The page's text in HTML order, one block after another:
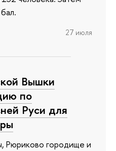
27 июля
Вышки
по
Руси для
Рюриково городище и